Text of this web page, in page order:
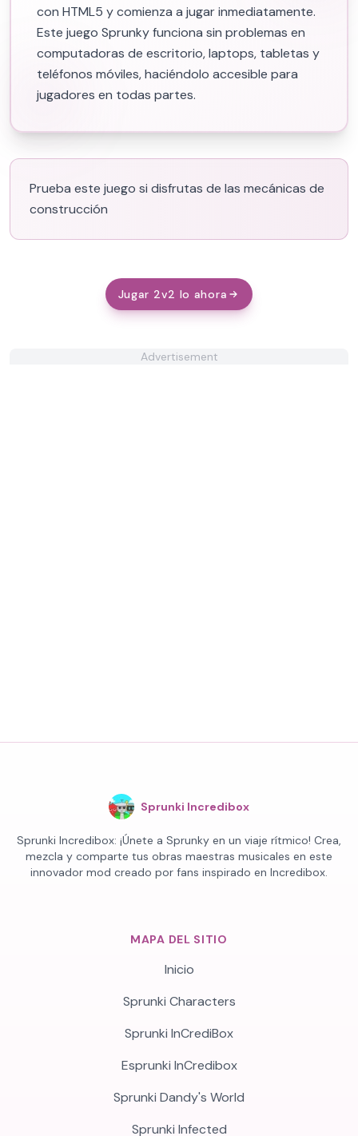
con HTML5 y comienza a jugar inmediatamente.
Este juego Sprunky funciona sin problemas en
computadoras de escritorio, laptops, tabletas y
teléfonos móviles, haciéndolo accesible para
jugadores en todas partes.
Prueba este juego si disfrutas de las mecánicas de
construcción
Jugar 2v2 Io ahora
Advertisement
Sprunki Incredibox
Sprunki Incredibox: ¡Únete a Sprunky en un viaje rítmico! Crea,
mezcla y comparte tus obras maestras musicales en este
innovador mod creado por fans inspirado en Incredibox.
MAPA DEL SITIO
Inicio
Sprunki Characters
Sprunki InCrediBox
Esprunki InCredibox
Sprunki Dandy's World
Sprunki Infected